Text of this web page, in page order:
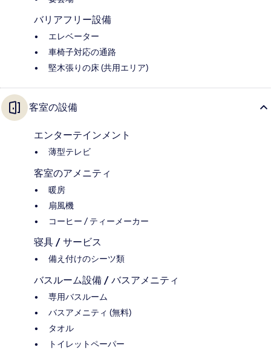
バリアフリー設備
エレベーター
車椅子対応の通路
堅木張りの床 (共用エリア)
客室の設備
エンターテインメント
薄型テレビ
客室のアメニティ
暖房
扇風機
コーヒー / ティーメーカー
寝具 / サービス
備え付けのシーツ類
バスルーム設備 / バスアメニティ
専用バスルーム
バスアメニティ (無料)
タオル
トイレットペーパー